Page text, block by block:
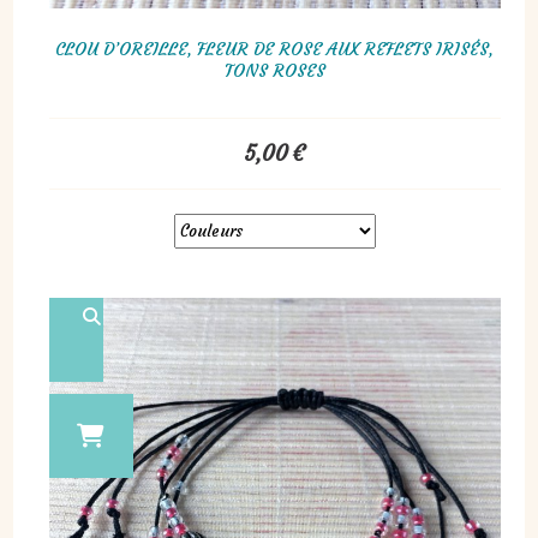
CLOU D’OREILLE, FLEUR DE ROSE AUX REFLETS IRISÉS,
TONS ROSES
5,00€